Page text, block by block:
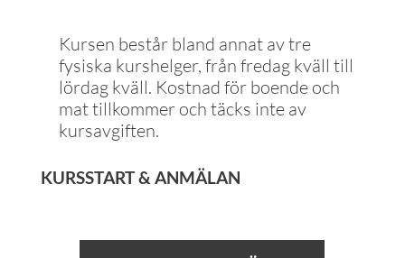
Kursen består bland annat av tre
fysiska kurshelger, från fredag kväll till
lördag kväll. Kostnad för boende och
mat tillkommer och täcks inte av
kursavgiften.
KURSSTART & ANMÄLAN